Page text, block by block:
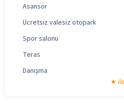
Asansör
Ücretsiz valesiz otopark
Spor salonu
Teras
Danışma